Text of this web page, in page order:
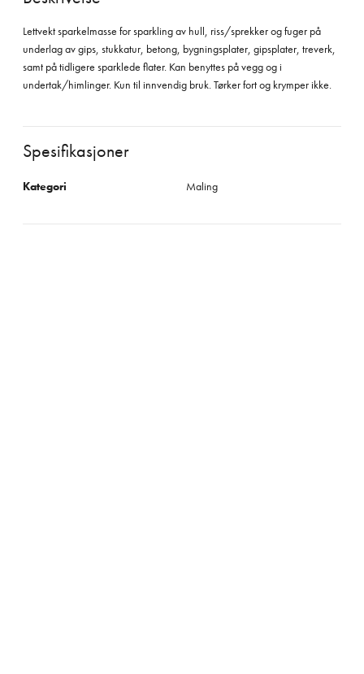
Lettvekt sparkelmasse for sparkling av hull, riss/sprekker og fuger på
underlag av gips, stukkatur, betong, bygningsplater, gipsplater, treverk,
samt på tidligere sparklede flater. Kan benyttes på vegg og i
undertak/himlinger. Kun til innvendig bruk. Tørker fort og krymper ikke.
Spesifikasjoner
Kategori Maling